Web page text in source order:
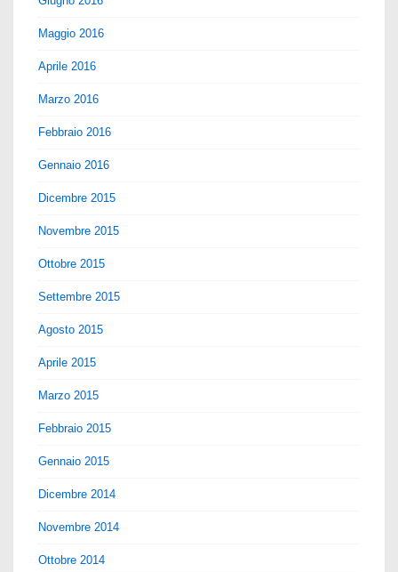
Maggio 2016
Aprile 2016
Marzo 2016
Febbraio 2016
Gennaio 2016
Dicembre 2015
Novembre 2015
Ottobre 2015
Settembre 2015
Agosto 2015
Aprile 2015
Marzo 2015
Febbraio 2015
Gennaio 2015
Dicembre 2014
Novembre 2014
Ottobre 2014